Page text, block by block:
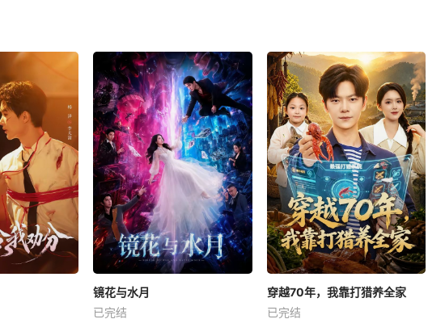
镜花与水月
已完结
穿越70年，我靠打猎养全家
已完结